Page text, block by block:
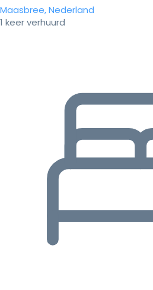
Maasbree, Nederland
1 keer verhuurd